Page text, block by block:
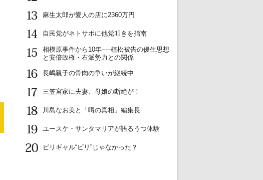
13
麻生太郎が愛人の店に2360万円
14
自民党がネトサポに他党叩きを指南
15
相模原事件から10年──植松被告の優生思想
と安倍政権・右派勢力との関係
16
長嶋親子の骨肉の争いが継続中
17
三笠宮家に夫妻、母娘の断絶が！
18
川島なお美と「噂の真相」編集長
19
ユースケ・サンタマリアが語るうつ体験
20
ビリギャル“ビリ”じゃなかった？